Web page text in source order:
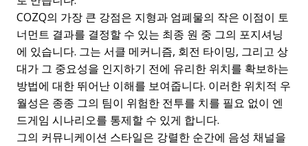
COZQ의 가장 큰 강점은 지형과 엄폐물의 작은 이점이 토
너먼트 결과를 결정할 수 있는 최종 원 중 그의 포지셔닝
에 있습니다. 그는 서클 메커니즘, 회전 타이밍, 그리고 상
대가 그 중요성을 인지하기 전에 유리한 위치를 확보하는
방법에 대한 뛰어난 이해를 보여줍니다. 이러한 위치적 우
월성은 종종 그의 팀이 위험한 전투를 치를 필요 없이 엔
드게임 시나리오를 통제할 수 있게 합니다.
그의 커뮤니케이션 스타일은 강렬한 순간에 음성 채널을